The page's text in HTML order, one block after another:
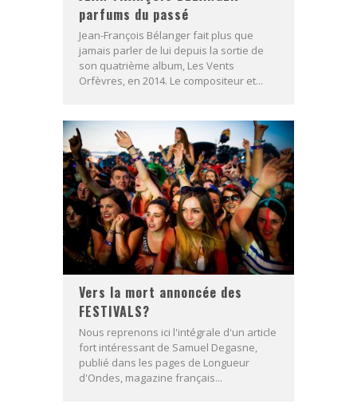
parfums du passé
Jean-François Bélanger fait plus que
jamais parler de lui depuis la sortie de
son quatrième album, Les Vents
Orfèvres, en 2014. Le compositeur et...
Vers la mort annoncée des
FESTIVALS?
Nous reprenons ici l'intégrale d'un article
fort intéressant de Samuel Degasne,
publié dans les pages de Longueur
d'Ondes, magazine français...